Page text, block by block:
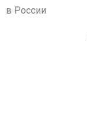
в России